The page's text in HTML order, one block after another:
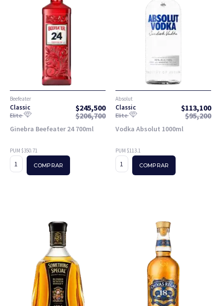
Beefeater
Classic $245,500
Elite $206,700
Ginebra Beefeater 24 700ml
PUM $350.71
COMPRAR
Absolut
Classic $113,100
Elite $95,200
Vodka Absolut 1000ml
PUM $113.1
COMPRAR